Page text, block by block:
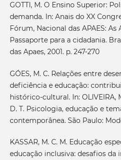
GOTTI, M. O Ensino Superior:
demanda. In: Anais do XX
Fórum, Nacional das APAES:
Passaporte para a cidadania.
das Apaes, 2001. p. 247-270
GÓES, M. C. Relações entre
deficiência e educação:
histórico-cultural. In: OLIVEIRA,
D. T. Psicologia, educação e
contemporânea. São Paulo:
KASSAR, M. C. M. Educação
educação inclusiva: desafios da